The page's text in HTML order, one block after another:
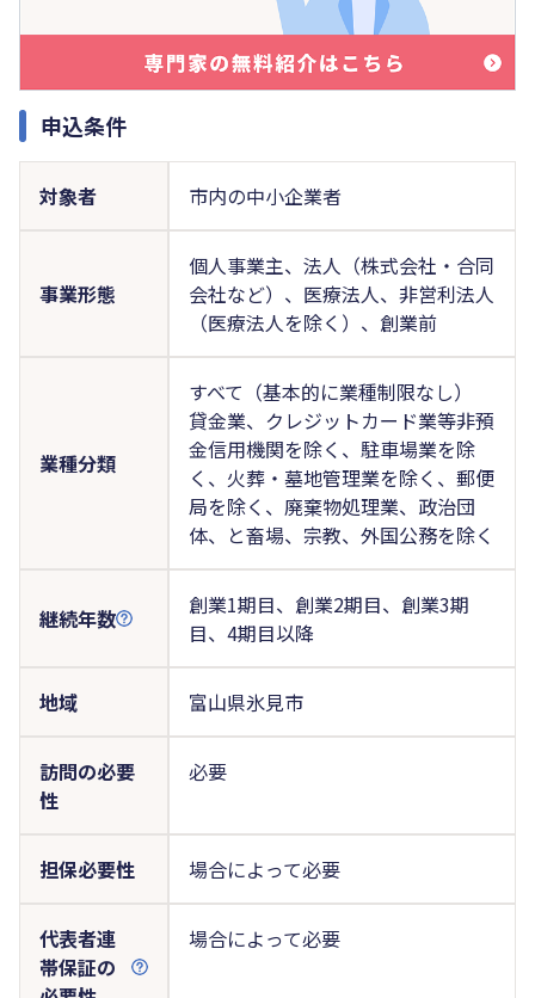
申込条件
対象者 市内の中小企業者
事業形態
個人事業主、法人（株式会社・合同
会社など）、医療法人、非営利法人
（医療法人を除く）、創業前
業種分類
すべて（基本的に業種制限なし）
貸金業、クレジットカード業等非預
金信用機関を除く、駐車場業を除
く、火葬・墓地管理業を除く、郵便
局を除く、廃棄物処理業、政治団
体、と畜場、宗教、外国公務を除く
継続年数
創業1期目、創業2期目、創業3期
目、4期目以降
地域 富山県氷見市
訪問の必要
性
必要
担保必要性 場合によって必要
代表者連
帯保証の
場合によって必要